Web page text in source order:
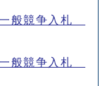
般競争入札
般競争入札